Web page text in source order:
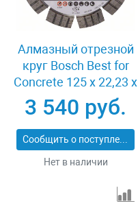
Алмазный отрезной
круг Bosch Best for
Concrete 125 x 22,23 x
2,2 x 12 mm
3 540 руб.
Сообщить о поступлении
Нет в наличии